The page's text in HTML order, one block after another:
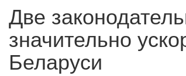
Две
значительно
Беларуси